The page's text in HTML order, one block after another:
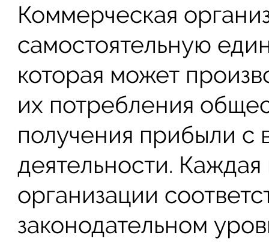
Коммерческая
самостоятельную
которая может
их потребления
получения прибыли с
деятельности.
организации
законодательном